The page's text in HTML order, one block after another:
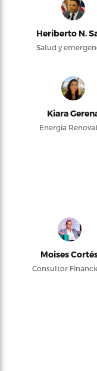
Heriberto N.
Salud y
Kiara
Energía
Moises
Consultor